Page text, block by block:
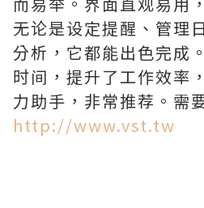
无论是设定提醒、管理
分析，它都能出色完成
时间，提升了工作效率
力助手，非常推荐。需
http://www.vst.tw